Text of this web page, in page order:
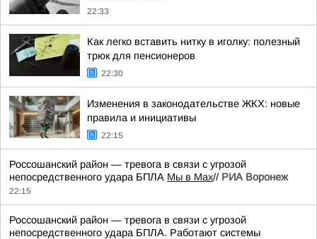
22:33
Как легко вставить нитку в иголку: полезный
трюк для пенсионеров
22:30
Изменения в законодательстве ЖКХ: новые
правила и инициативы
22:15
Россошанский район — тревога в связи с угрозой
непосредственного удара БПЛА Мы в Мах// РИА Воронеж
22:15
Россошанский район — тревога в связи с угрозой
непосредственного удара БПЛА. Работают системы